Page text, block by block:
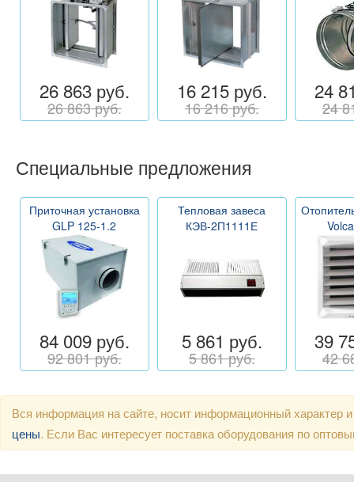
26 863 руб.
26 863 руб.
16 215 руб.
16 216 руб.
24
24
Специальные предложения
Приточная установка
GLP 125-1.2
84 009 руб.
92 801 руб.
Тепловая завеса
КЭВ-2П1111Е
5 861 руб.
5 861 руб.
39
42
Вся информация на сайте, носит информационный
цены. Если Вас интересует поставка оборудования по